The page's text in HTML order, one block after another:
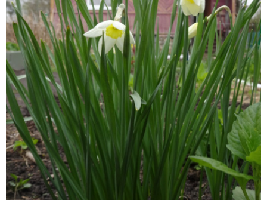
Главная
Подписчики 12
Все публикации 52
Сейчас обсуждают
Дела рассадные, или Итоги январской посевной
Открытие дачного сезона 2022